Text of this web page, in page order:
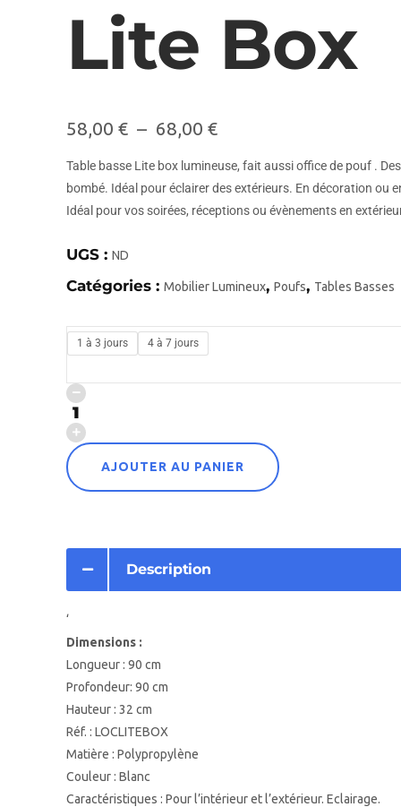
Lite Box
58,00 € – 68,00 €
Table basse Lite box lumineuse, fait aussi office de pouf .
bombé. Idéal pour éclairer des extérieurs. En décoration ou
Idéal pour vos soirées, réceptions ou évènements en
UGS : ND
Catégories : Mobilier Lumineux, Poufs, Tables Basses
1 à 3 jours 4 à 7 jours
AJOUTER AU PANIER
Description
‘
Dimensions :
Longueur : 90 cm
Profondeur: 90 cm
Hauteur : 32 cm
Réf. : LOCLITEBOX
Matière : Polypropylène
Couleur : Blanc
Caractéristiques : Pour l’intérieur et l’extérieur. Eclairage.